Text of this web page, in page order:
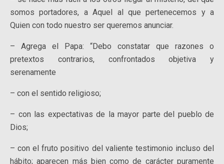
somos portadores, a Aquel al que pertenecemos y a
Quien con todo nuestro ser queremos anunciar.
– Agrega el Papa: “Debo constatar que razones o
pretextos contrarios, confrontados objetiva y
serenamente
– con el sentido religioso;
– con las expectativas de la mayor parte del pueblo de
Dios;
– con el fruto positivo del valiente testimonio incluso del
hábito; aparecen más bien como de carácter puramente